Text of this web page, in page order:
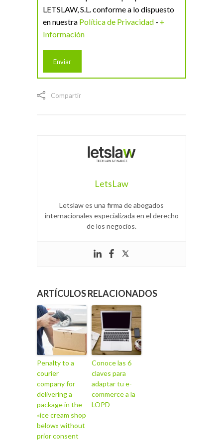
LETSLAW, S.L. conforme a lo dispuesto
en nuestra Política de Privacidad - +
Información
Compartir
LetsLaw
Letslaw es una firma de abogados
internacionales especializada en el derecho
de los negocios.
ARTÍCULOS RELACIONADOS
Penalty to a
courier
company for
delivering a
package in the
«ice cream shop
below» without
prior consent
Conoce las 6
claves para
adaptar tu e-
commerce a la
LOPD